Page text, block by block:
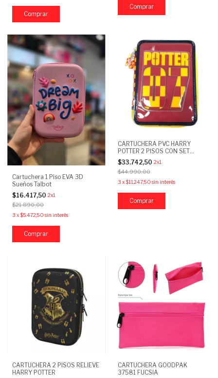
Comprar
Comprar
Cartuchera 1 Piso EVA 3D
Sueños Talbot
$16.417,50 2x1
$21.890,00
3 x$5.472,50 sin interés
CARTUCHERA PVC HARRY
POTTER 2 PISOS CON SET
ESCOLAR CRESKO
$33.742,50 2x1
$44.990,00
3 x$11.247,50 sin interés
CARTUCHERA 2 PISOS RELIEVE
HARRY POTTER
CARTUCHERA GOODPAK
37581 FUCSIA